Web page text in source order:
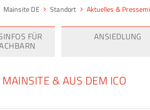
Mainsite DE Standort Aktuelles &
FÜR ANSIEDLUNG
& AUS DEM ICO